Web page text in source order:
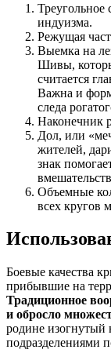
Треугольное
индуизма.
Режущая
Выемка на
Шивы,
считается
Важна и
следа
Наконечник
Дол, или
жителей,
знак
Объемные
всех кругов
Боевые качества
прибывшие на
Традиционное
и обросло
родине изогнутый
подразделениями